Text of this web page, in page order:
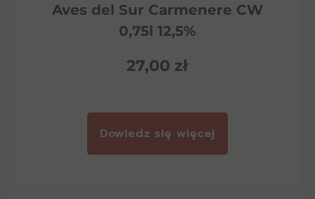
Aves del Sur Carmenere CW
0,75l 12,5%
27,00 zł
Dowiedz się więcej